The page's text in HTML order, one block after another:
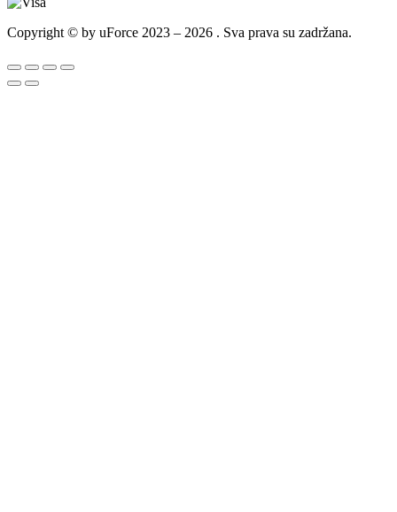
Copyright © by uForce 2023 – 2026 . Sva prava su zadržana.